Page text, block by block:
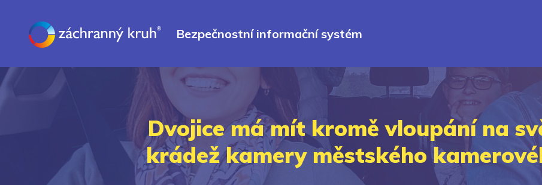
Bezpečnostní informační systém
Dvojice má mít kromě vloupání na
krádež kamery městského